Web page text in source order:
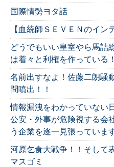
国際情勢ヨタ話
【血統師ＳＥＶＥＮのイン
どうでもいい皇室やら馬詰
は着々と利権を作っている
名前出すなよ！佐藤二朗騒
問噴出！！
情報漏洩をわかっていない
公安・外事が危険視する会
う企業を逐一見張っていま
河原乞食大戦争！！そして
マスゴミ